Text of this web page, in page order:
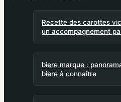
Recette des carottes
un accompagnement
biere marque :
bière à connaître